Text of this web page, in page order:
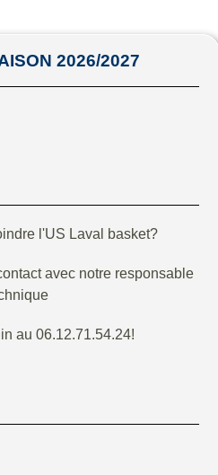
2026/2027
l'US Laval basket?
avec notre responsable
au 06.12.71.54.24!